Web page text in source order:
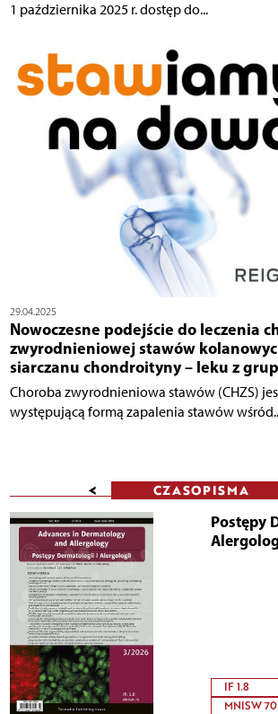
1 października 2025 r. dostęp do...
29.04.2025
Nowoczesne podejście do leczenia
zwyrodnieniowej stawów
siarczanu chondroityny – leku z
Choroba zwyrodnieniowa stawów (CHZS)
występującą formą zapalenia stawów
< CZASOPISMA
Postępy
IF 1.8
MNISW 70